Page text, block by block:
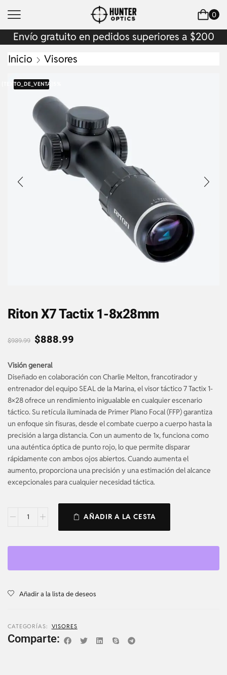
0
Envío gratuito en pedidos superiores a $200
Inicio
Visores
{TEXTO_DE_VENTA}
Riton X7 Tactix 1-8x28mm
$939.99 $888.99
Visión general
Diseñado en colaboración con Charlie Melton, francotirador y
entrenador del equipo SEAL de la Marina, el visor táctico 7 Tactix 1-
8×28 ofrece un rendimiento inigualable en cualquier escenario
táctico. Su retícula iluminada de Primer Plano Focal (FFP) garantiza
un enfoque sin fisuras, desde el combate cuerpo a cuerpo hasta la
precisión a larga distancia. Con un aumento de 1x, funciona como
una auténtica óptica de punto rojo, lo que permite disparar
rápidamente con ambos ojos abiertos. Cuando aumenta el
aumento, proporciona una precisión y una estimación del alcance
excepcionales para cualquier necesidad táctica.
AÑADIR A LA CESTA
Añadir a la lista de deseos
CATEGORÍAS: VISORES
Comparte: